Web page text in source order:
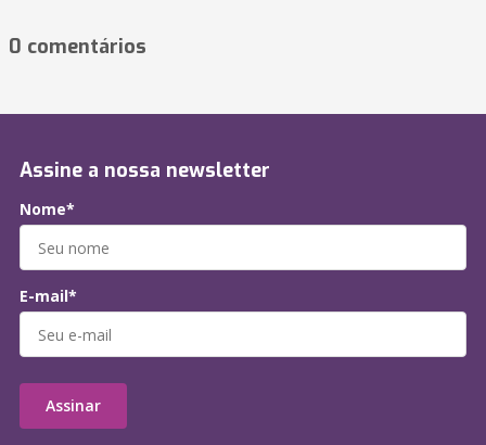
0 comentários
Assine a nossa newsletter
Nome*
E-mail*
Assinar